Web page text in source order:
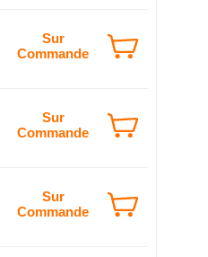
Sur
Commande
Sur
Commande
Sur
Commande